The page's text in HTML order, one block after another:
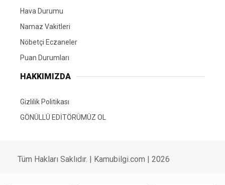
Hava Durumu
Namaz Vakitleri
Nöbetçi Eczaneler
Puan Durumları
HAKKIMIZDA
Gizlilik Politikası
GÖNÜLLÜ EDİTÖRÜMÜZ OL
Tüm Hakları Saklıdır. | Kamubilgi.com | 2026